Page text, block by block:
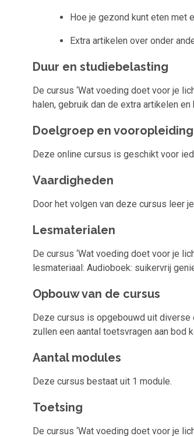
Hoe je gezond kunt eten met
Extra artikelen over onder
Duur en studiebelasting
De cursus ‘Wat voeding doet voor je
halen, gebruik dan de extra artikelen
Doelgroep en vooropleiding
Deze online cursus is geschikt voor
Vaardigheden
Door het volgen van deze cursus leer
Lesmaterialen
De cursus ‘Wat voeding doet voor je
lesmateriaal: Audioboek: suikervrij
Opbouw van de cursus
Deze cursus is opgebouwd uit diverse
zullen een aantal toetsvragen aan bod
Aantal modules
Deze cursus bestaat uit 1 module.
Toetsing
De cursus ‘Wat voeding doet voor je